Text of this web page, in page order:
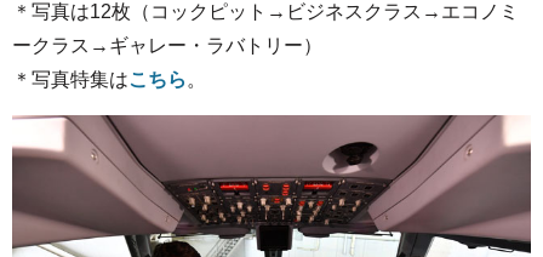
＊写真は12枚（コックピット→ビジネスクラス→エコノミ
ークラス→ギャレー・ラバトリー）
＊写真特集はこちら 。